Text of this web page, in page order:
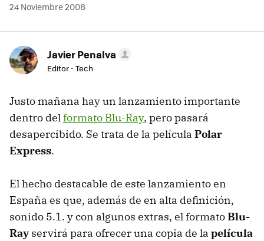
24 Noviembre 2008
Javier Penalva
Editor - Tech
Justo mañana hay un lanzamiento importante
dentro delformato Blu-Ray, pero pasará
desapercibido. Se trata de la película Polar
Express.
El hecho destacable de este lanzamiento en
España es que, además de en alta definición,
sonido 5.1. y con algunos extras, el formatoBlu-
Rayservirá para ofrecer una copia de la película